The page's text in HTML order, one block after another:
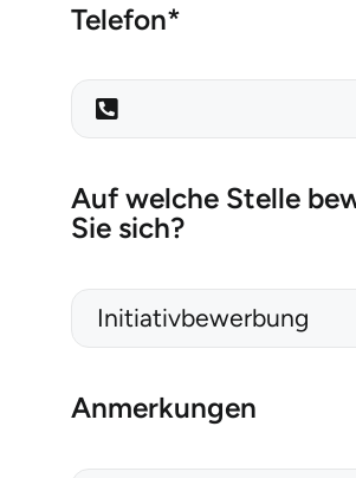
Telefon*
Auf welche Stelle
Sie sich?
Anmerkungen